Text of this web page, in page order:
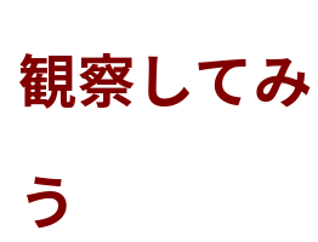
観察して
う